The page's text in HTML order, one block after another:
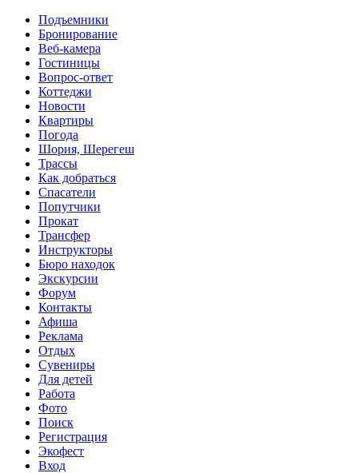
Перейти к основному содержанию
Подъемники
Бронирование
Веб-камера
Гостиницы
Вопрос-ответ
Коттеджи
Новости
Квартиры
Погода
Шория, Шерегеш
Трассы
Как добраться
Спасатели
Попутчики
Прокат
Трансфер
Инструкторы
Бюро находок
Экскурсии
Форум
Контакты
Афиша
Реклама
Отдых
Сувениры
Для детей
Работа
Фото
Поиск
Регистрация
Экофест
Вход